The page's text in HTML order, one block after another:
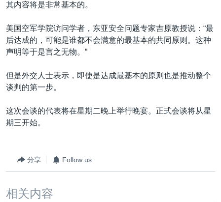
其内容将是非常基本的。
美国空军学院访问学者，东亚安全问题专家吉原教授说：“最
后达成的，可能是谁都不会满意的最基本的共同原则。这种
声明等于是言之无物。”
但是外交人士表示，即使是达成最基本的原则也是推动整个
谈判的第一步。
这次会谈的代表将在星期二晚上举行晚宴。正式会谈将从星
期三开始。
分享 Follow us
相关内容